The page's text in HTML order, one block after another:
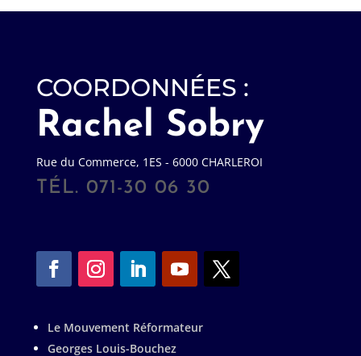
COORDONNÉES :
Rachel Sobry
Rue du Commerce, 1ES - 6000 CHARLEROI
TÉL. 071-30 06 30
Le Mouvement Réformateur
Georges Louis-Bouchez